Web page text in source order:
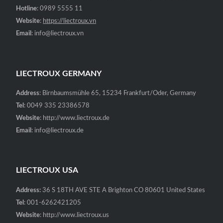
Hotline: 0989 5555 11
Website: https://liectroux.vn
Email : info@liectroux.vn
LIECTROUX GERMANY
Address: Birnbaumsmühle 65, 15234 Frankfurt/Oder, Germany
Tel : 0049 335 23386578
Website: http://www.liectroux.de
Email : info@liectroux.de
LIECTROUX USA
Address: 36 S 18TH AVE STE A Brighton CO 80601 United States
Tel : 001-6262421205
Website: http://www.liectroux.us